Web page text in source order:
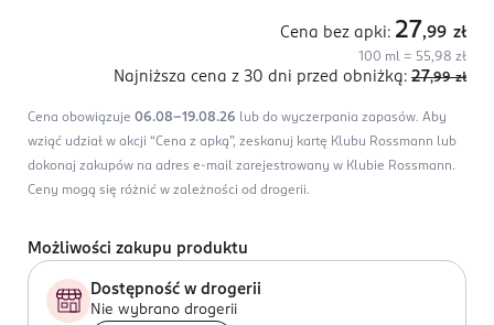
Cena bez apki: 27,99 zł
100 ml = 55,98 zł
Najniższa cena z 30 dni przed obniżką: 27,99 zł
Cena obowiązuje 06.08-19.08.26 lub do wyczerpania zapasów. Aby
wziąć udział w akcji “Cena z apką”, zeskanuj kartę Klubu Rossmann lub
dokonaj zakupów na adres e-mail zarejestrowany w Klubie Rossmann.
Ceny mogą się różnić w zależności od drogerii.
Możliwości zakupu produktu
Dostępność w drogerii
Nie wybrano drogerii